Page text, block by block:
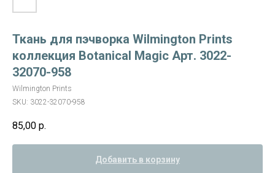
Ткань для пэчворка Wilmington Prints
коллекция Botanical Magic Арт. 3022-
32070-958
Wilmington Prints
SKU: 3022-32070-958
85,00 р.
Добавить в корзину